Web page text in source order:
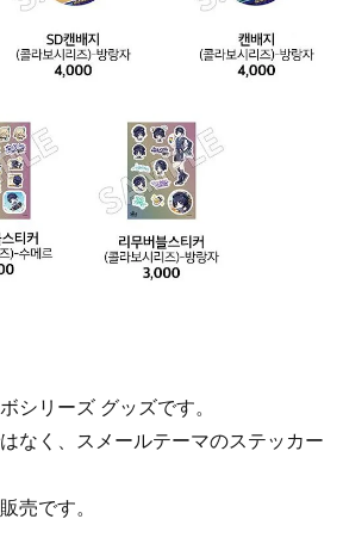
シリーズ グッズです。
なく、スメールテーマのステッカー
売です。